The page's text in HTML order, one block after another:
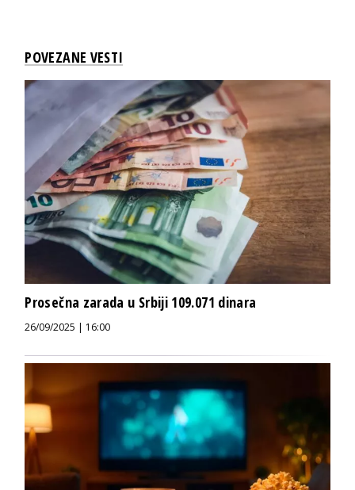
POVEZANE VESTI
Prosečna zarada u Srbiji 109.071 dinara
26/09/2025 | 16:00